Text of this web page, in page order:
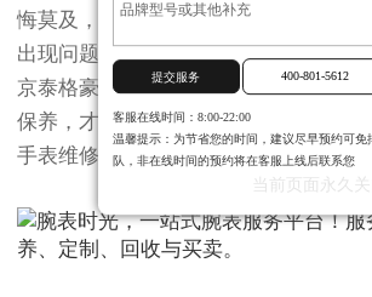
悔莫及，所以我们平时一定要多注意
出现问题一定要及时送到北京泰格豪
京泰格豪雅维修的维修技师会竭诚为
保养，才能增加我们的手表使用寿命
手表维修方面的问题欢迎您来电咨询。
提交服务 400-801-5612
客服在线时间：8:00-22:00
温馨提示：为节省您的时间，建议尽早预约可免
队，非在线时间的预约将在客服上线后联系您
当前页面永久关